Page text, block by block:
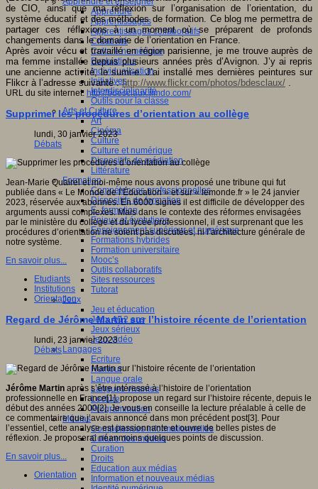
Apprendre
Apprentissages
Apprentissages collaboratifs
Créativité
Culture numérique
Evaluations
Individualisation
Initiatives
Interdisciplinarité
Outils pour la classe
Arts et Culture
Art
Cinéma
Culture
Culture et numérique
Dispositifs de médiation
Littérature
Formation
Compétences professionnelles
Dispositifs de formation
E- formation
Enjeux et évolutions
Enseignement supérieur et numérique
Formations hybrides
Formation universitaire
Mooc’s
Outils collaboratifs
Sites ressources
Tutorat
Jeux
Jeu et éducation
Jeux 4/12 ans
Jeux sérieux
Jeux vidéo
Langages
Ecriture
Humour
Langue orale
Langues vivantes
Lecture
Programmation
Médias
Compétences informationnelles
Culture des médias
Curation
Droits
Education aux médias
Information et nouveaux médias
de CIO, ainsi que ma réflexion sur l’organisation de l’orientation, du
système éducatif et des méthodes de formation. Ce blog me permettra de
partager ces réflexions à un moment où se préparent de profonds
changements dans le domaine de l’orientation en France.
Après avoir vécu et travaillé en région parisienne, je me trouve auprès de
ma femme installée depuis plusieurs années près d’Avignon. J’y ai repris
une ancienne activité, le sumi-e. J’ai installé mes dernières peintures sur
Flikcr à l’adresse suivante :http://www.flickr.com/photos/bdesclaux/
URL du site internet: http://bdesclaux.jimdo.com/
Supprimer les procédures d’orientation au collège
lundi, 30 janvier 2023
Débats
Jean-Marie Quairel et moi-même nous avons proposé une tribune qui fut
publiée dans « Le Monde de l’Éducation » et sur « lemonde.fr » le 24 janvier
2023, réservée aux abonnés. En 6000 signes il est difficile de développer des
arguments aussi complexes. Mais dans le contexte des réformes envisagées
par le ministère du collège et du lycée professionnel, il est surprenant que les
procédures d’orientation ne soient pas discutées, ni l’architecture générale de
notre système.
En savoir plus...
Etudiants
Institutions
Orientation
Regard de Jérôme Martin sur l’histoire récente de l’orientation
lundi, 23 janvier 2023
Débats
Jérôme Martin après s’être intéressé à l’histoire de l’orientation
professionnelle en France[1], propose un regard sur l’histoire récente, depuis le
début des années 2000[2]. Je vous en conseille la lecture préalable à celle de
ce commentaire que j’avais annoncé dans mon précédent post[3]. Pour
l’essentiel, cette analyse est passionnante et ouvre de belles pistes de
réflexion. Je proposerai néanmoins quelques points de discussion.
En savoir plus...
Orientation